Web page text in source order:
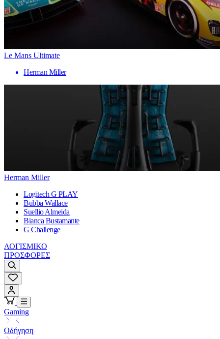
Le Mans Ultimate
Herman Miller
Herman Miller
Logitech G PLAY
Bubba Wallace
Suellio Almeida
Bianca Bustamante
G Challenge
ΛΟΓΙΣΜΙΚΟ
ΠΡΟΣΦΟΡΕΣ
Gaming
Οδήγηση